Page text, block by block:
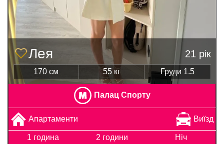
Лея 21 рік
170 см 55 кг Груди 1.5
Палац Спорту
Апартаменти Виїзд
1 година
2 години
Ніч